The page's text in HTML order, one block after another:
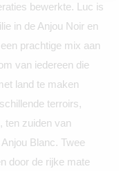
bewerkte. Luc is
in de Anjou Noir en
prachtige mix aan
van iedereen die
land te maken
terroirs,
ten zuiden van
Blanc. Twee
door de rijke mate